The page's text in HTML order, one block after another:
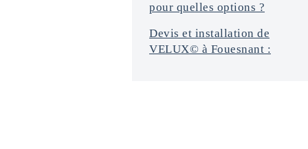
pour quelles options ?
Devis et installation de
VELUX© à Fouesnant :